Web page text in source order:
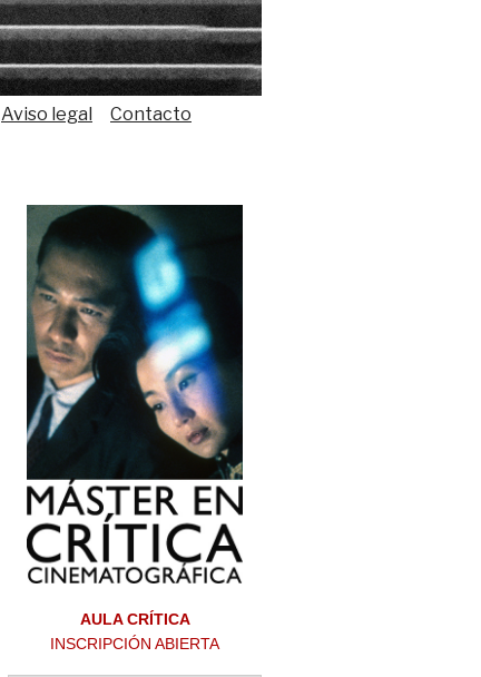
Aviso legal Contacto
AULA CRÍTICA
INSCRIPCIÓN ABIERTA